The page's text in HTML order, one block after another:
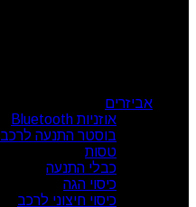
אביזרים
אוזניות Bluetooth
בוסטר התנעה לרכב
טסות
כבלי התנעה
כיסוי הגה
כיסוי חיצוני לרכב